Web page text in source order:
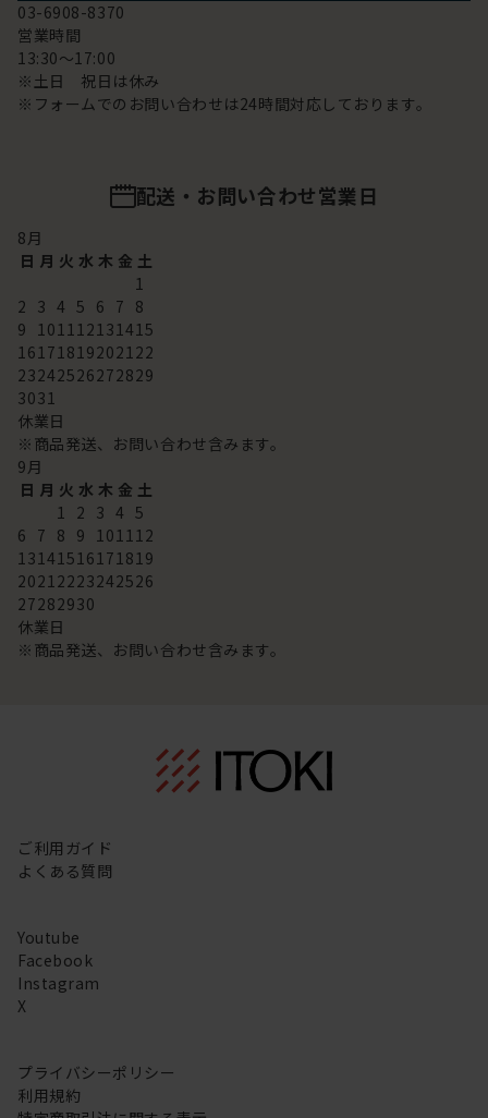
03-6908-8370
営業時間
13:30～17:00
※土日 祝日は休み
※フォームでのお問い合わせは24時間対応しております。
配送・お問い合わせ営業日
8月
日 月 火 水 木 金 土
1
2 3 4 5 6 7 8
9 101112131415
16171819202122
23242526272829
3031
休業日
※商品発送、お問い合わせ含みます。
9月
日 月 火 水 木 金 土
1 2 3 4 5
6 7 8 9 101112
13141516171819
20212223242526
27282930
休業日
※商品発送、お問い合わせ含みます。
ご利用ガイド
よくある質問
Youtube
Facebook
Instagram
X
プライバシーポリシー
利用規約